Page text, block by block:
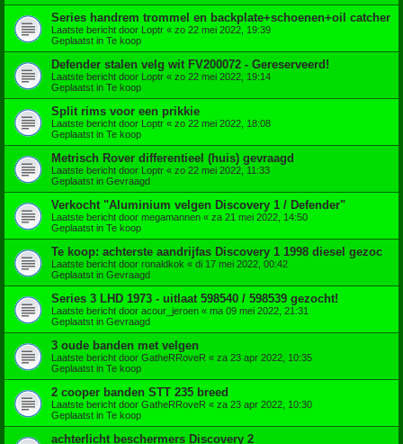
Series handrem trommel en backplate+schoenen+oil catcher
Laatste bericht door Loptr « zo 22 mei 2022, 19:39
Geplaatst in Te koop
Defender stalen velg wit FV200072 - Gereserveerd!
Laatste bericht door Loptr « zo 22 mei 2022, 19:14
Geplaatst in Te koop
Split rims voor een prikkie
Laatste bericht door Loptr « zo 22 mei 2022, 18:08
Geplaatst in Te koop
Metrisch Rover differentieel (huis) gevraagd
Laatste bericht door Loptr « zo 22 mei 2022, 11:33
Geplaatst in Gevraagd
Verkocht "Aluminium velgen Discovery 1 / Defender"
Laatste bericht door megamannen « za 21 mei 2022, 14:50
Geplaatst in Te koop
Te koop: achterste aandrijfas Discovery 1 1998 diesel gezoc
Laatste bericht door ronaldkok « di 17 mei 2022, 00:42
Geplaatst in Gevraagd
Series 3 LHD 1973 - uitlaat 598540 / 598539 gezocht!
Laatste bericht door acour_jeroen « ma 09 mei 2022, 21:31
Geplaatst in Gevraagd
3 oude banden met velgen
Laatste bericht door GatheRRoveR « za 23 apr 2022, 10:35
Geplaatst in Te koop
2 cooper banden STT 235 breed
Laatste bericht door GatheRRoveR « za 23 apr 2022, 10:30
Geplaatst in Te koop
achterlicht beschermers Discovery 2